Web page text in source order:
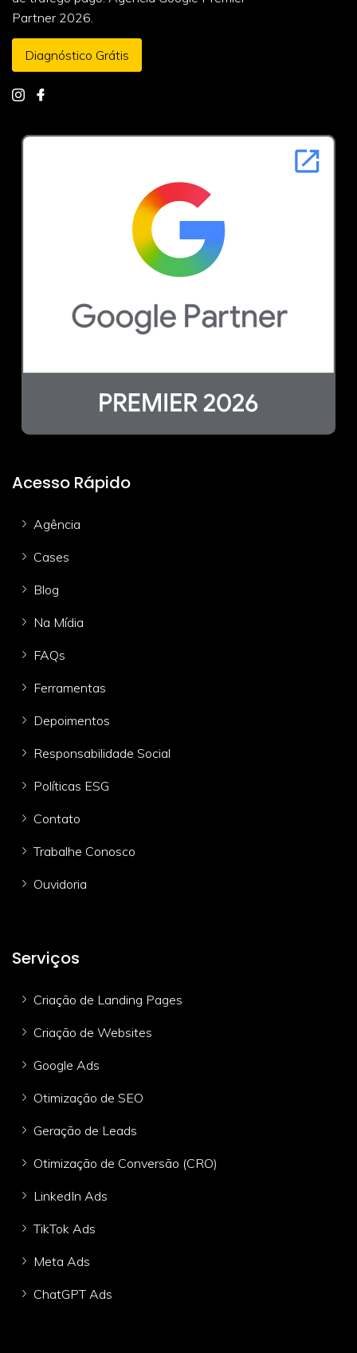
Partner 2026.
Diagnóstico Grátis
Acesso Rápido
Agência
Cases
Blog
Na Mídia
FAQs
Ferramentas
Depoimentos
Responsabilidade Social
Políticas ESG
Contato
Trabalhe Conosco
Ouvidoria
Serviços
Criação de Landing Pages
Criação de Websites
Google Ads
Otimização de SEO
Geração de Leads
Otimização de Conversão (CRO)
LinkedIn Ads
TikTok Ads
Meta Ads
ChatGPT Ads